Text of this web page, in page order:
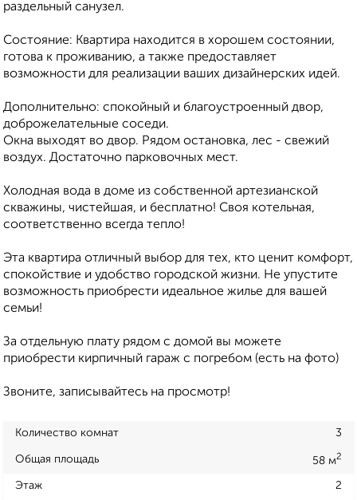
раздельный санузел.
Состояние: Квартира находится в хорошем состоянии,
готова к проживанию, а также предоставляет
возможности для реализации ваших дизайнерских идей.
Дополнительно: спокойный и благоустроенный двор,
доброжелательные соседи.
Окна выходят во двор. Рядом остановка, лес - свежий
воздух. Достаточно парковочных мест.
Холодная вода в доме из собственной артезианской
скважины, чистейшая, и бесплатно! Своя котельная,
соответственно всегда тепло!
Эта квартира отличный выбор для тех, кто ценит комфорт,
спокойствие и удобство городской жизни. Не упустите
возможность приобрести идеальное жилье для вашей
семьи!
За отдельную плату рядом с домой вы можете
приобрести кирпичный гараж с погребом (есть на фото)
Звоните, записывайтесь на просмотр!
Количество комнат 3
Общая площадь 58 м2
Этаж 2